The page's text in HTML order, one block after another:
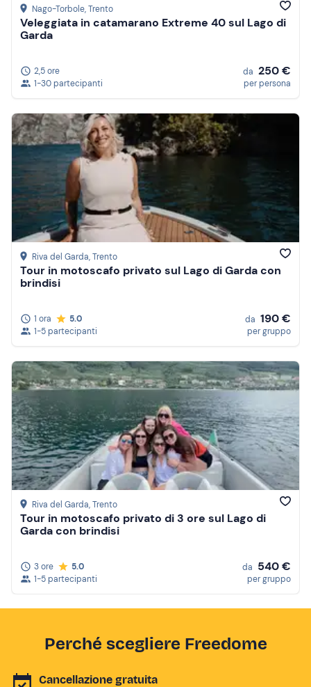
Nago-Torbole, Trento
Veleggiata in catamarano Extreme 40 sul Lago di
Garda
2,5 ore
1-30 partecipanti
da 250 €
per persona
Riva del Garda, Trento
Tour in motoscafo privato sul Lago di Garda con
brindisi
1 ora
5.0
1-5 partecipanti
da 190 €
per gruppo
Riva del Garda, Trento
Tour in motoscafo privato di 3 ore sul Lago di
Garda con brindisi
3 ore
5.0
1-5 partecipanti
da 540 €
per gruppo
Perché scegliere Freedome
Cancellazione gratuita